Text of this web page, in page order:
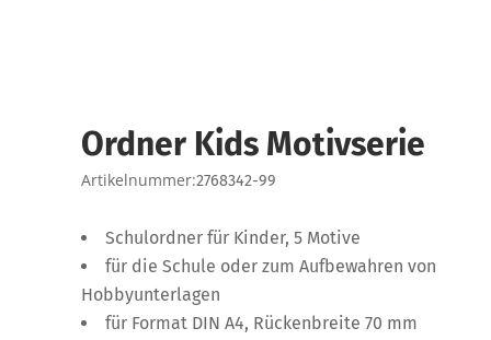
Ordner Kids Motivserie
Artikelnummer:2768342-99
Schulordner für Kinder, 5 Motive
für die Schule oder zum Aufbewahren von
Hobbyunterlagen
für Format DIN A4, Rückenbreite 70 mm